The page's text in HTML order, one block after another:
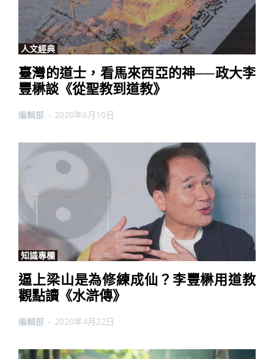
人文經典
臺灣的道士，看馬來西亞的神──政大李
豐楙談《從聖教到道教》
編輯部 - 2020年6月10日
知識專欄
逼上梁山是為修練成仙？李豐楙用道教
觀點讀《水滸傳》
編輯部 - 2020年4月22日